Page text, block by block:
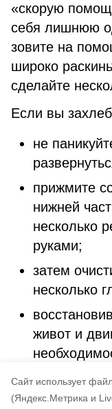
Cайт использует
(Яндекс.Метрика и
«скорую
себя лишнюю
зовите на
широко
сделайте
Если вы
не
прижмите
нижней
несколько
руками;
затем
несколько
живот и
взрослых!